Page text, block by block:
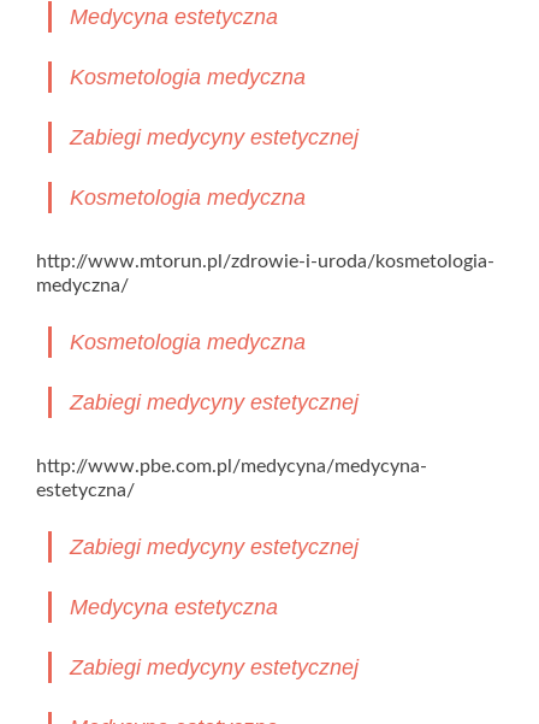
Medycyna estetyczna
Kosmetologia medyczna
Zabiegi medycyny estetycznej
Kosmetologia medyczna
http://www.mtorun.pl/zdrowie-i-uroda/kosmetologia-
medyczna/
Kosmetologia medyczna
Zabiegi medycyny estetycznej
http://www.pbe.com.pl/medycyna/medycyna-
estetyczna/
Zabiegi medycyny estetycznej
Medycyna estetyczna
Zabiegi medycyny estetycznej